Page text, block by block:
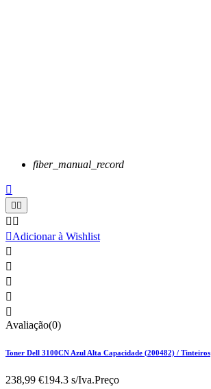
fiber_manual_record


 
Adicionar à Wishlist





Avaliação(0)
Toner Dell 3100CN Azul Alta Capacidade (200482) / Tinteiros
238,99 €194.3 s/Iva.Preço